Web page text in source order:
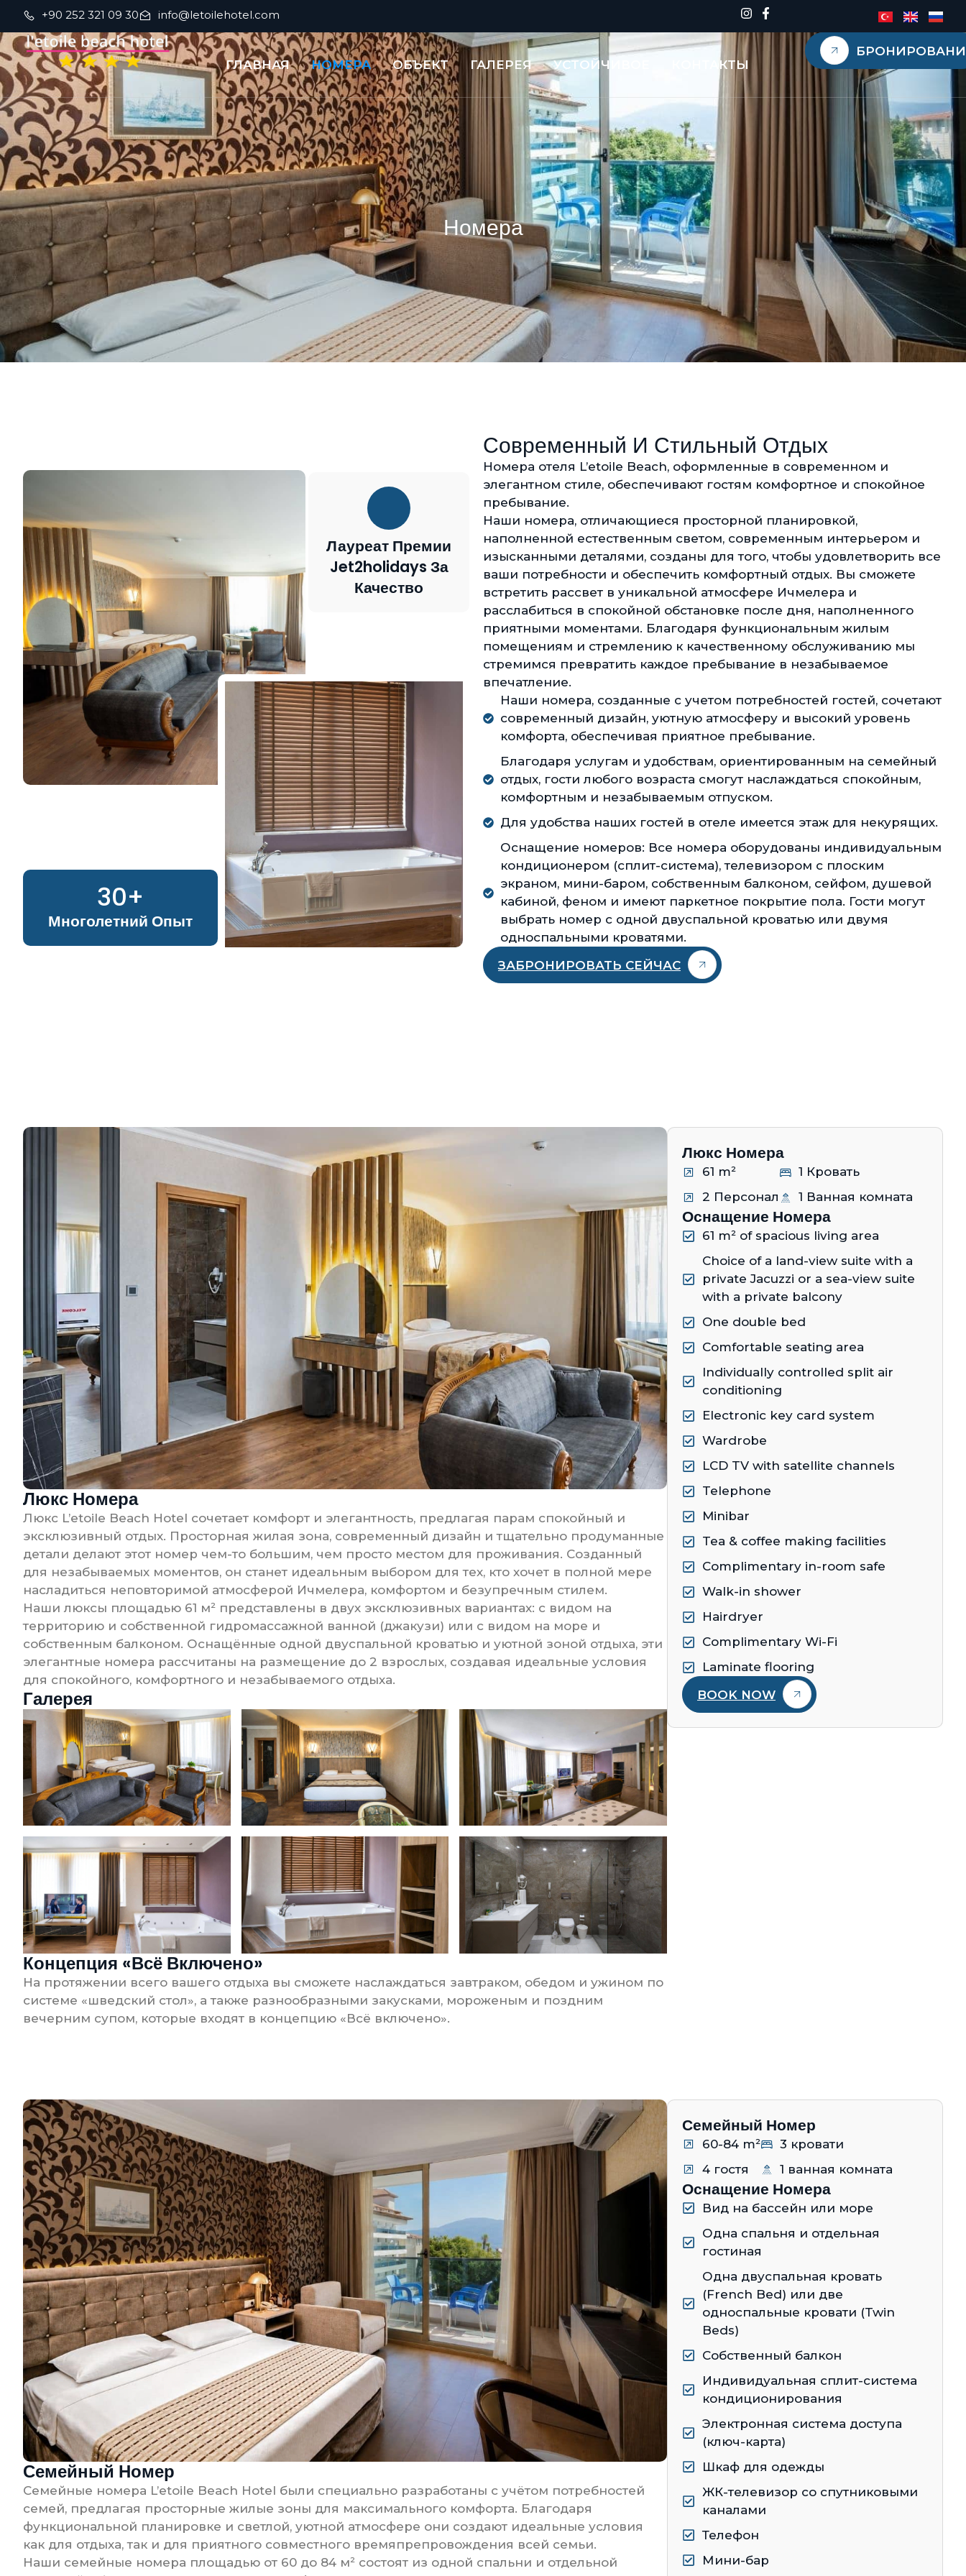
+90 252 321 09 30 info@letoilehotel.com
ГЛАВНАЯ НОМЕРА ОБЪЕКТ ГАЛЕРЕЯ УСТОЙЧИВОЕ КОНТАКТЫ
Номера
Многолетний Опыт
30+
Лауреат Премии
Jet2holidays За
Качество
Современный И Стильный Отдых
Номера отеля L’etoile Beach, оформленные в современном и
элегантном стиле, обеспечивают гостям комфортное и спокойное
пребывание.
Наши номера, отличающиеся просторной планировкой,
наполненной естественным светом, современным интерьером и
изысканными деталями, созданы для того, чтобы удовлетворить все
ваши потребности и обеспечить комфортный отдых. Вы сможете
встретить рассвет в уникальной атмосфере Ичмелера и
расслабиться в спокойной обстановке после дня, наполненного
приятными моментами. Благодаря функциональным жилым
помещениям и стремлению к качественному обслуживанию мы
стремимся превратить каждое пребывание в незабываемое
впечатление.
Наши номера, созданные с учетом потребностей гостей, сочетают
современный дизайн, уютную атмосферу и высокий уровень
комфорта, обеспечивая приятное пребывание.
Благодаря услугам и удобствам, ориентированным на семейный
отдых, гости любого возраста смогут наслаждаться спокойным,
комфортным и незабываемым отпуском.
Для удобства наших гостей в отеле имеется этаж для некурящих.
Оснащение номеров: Все номера оборудованы индивидуальным
кондиционером (сплит-система), телевизором с плоским
экраном, мини-баром, собственным балконом, сейфом, душевой
кабиной, феном и имеют паркетное покрытие пола. Гости могут
выбрать номер с одной двуспальной кроватью или двумя
односпальными кроватями.
ЗАБРОНИРОВАТЬ СЕЙЧАС
Люкс Номера
Люкс L’etoile Beach Hotel сочетает комфорт и элегантность, предлагая парам спокойный и
эксклюзивный отдых. Просторная жилая зона, современный дизайн и тщательно продуманные
детали делают этот номер чем-то большим, чем просто местом для проживания. Созданный
для незабываемых моментов, он станет идеальным выбором для тех, кто хочет в полной мере
насладиться неповторимой атмосферой Ичмелера, комфортом и безупречным стилем.
Наши люксы площадью 61 м² представлены в двух эксклюзивных вариантах: с видом на
территорию и собственной гидромассажной ванной (джакузи) или с видом на море и
собственным балконом. Оснащённые одной двуспальной кроватью и уютной зоной отдыха, эти
элегантные номера рассчитаны на размещение до 2 взрослых, создавая идеальные условия
для спокойного, комфортного и незабываемого отдыха.
Галерея
Концепция «Всё Включено»
На протяжении всего вашего отдыха вы сможете наслаждаться завтраком, обедом и ужином по
системе «шведский стол», а также разнообразными закусками, мороженым и поздним
вечерним супом, которые входят в концепцию «Всё включено».
61 m²
2 Персонал
1 Кровать
1 Ванная комната
Люкс Номера
Оснащение Номера
61 m² of spacious living area
Choice of a land-view suite with a
private Jacuzzi or a sea-view suite
with a private balcony
One double bed
Comfortable seating area
Individually controlled split air
conditioning
Electronic key card system
Wardrobe
LCD TV with satellite channels
Telephone
Minibar
Tea & coffee making facilities
Complimentary in-room safe
Walk-in shower
Hairdryer
Complimentary Wi-Fi
Laminate flooring
BOOK NOW
Семейный Номер
Семейные номера L’etoile Beach Hotel были специально разработаны с учётом потребностей
семей, предлагая просторные жилые зоны для максимального комфорта. Благодаря
функциональной планировке и светлой, уютной атмосфере они создают идеальные условия
как для отдыха, так и для приятного совместного времяпрепровождения всей семьи.
Наши семейные номера площадью от 60 до 84 м² состоят из одной спальни и отдельной
60-84 m²
4 гостя
3 кровати
1 ванная комната
Семейный Номер
Оснащение Номера
Вид на бассейн или море
Одна спальня и отдельная
гостиная
Одна двуспальная кровать
(French Bed) или две
односпальные кровати (Twin
Beds)
Собственный балкон
Индивидуальная сплит-система
кондиционирования
Электронная система доступа
(ключ-карта)
Шкаф для одежды
ЖК-телевизор со спутниковыми
каналами
Телефон
Мини-бар